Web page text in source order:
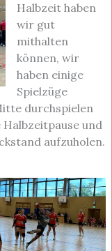
Halbzeit haben
wir gut
mithalten
können, wir
haben einige
Spielzüge
durchspielen
und
aufzuholen.